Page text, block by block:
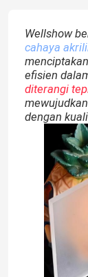
Wellshow
cahaya
efisien
diterangi
dengan